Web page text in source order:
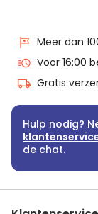
Meer dan
Voor 16:00
Gratis
Hulp nodig?
de chat.